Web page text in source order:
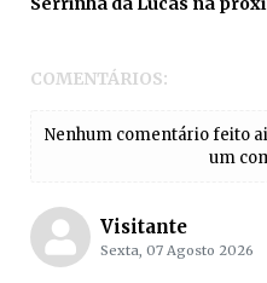
COMENTÁRIOS:
Nenhum comentário feito
um
Visitante
Sexta, 07 Agosto 2026